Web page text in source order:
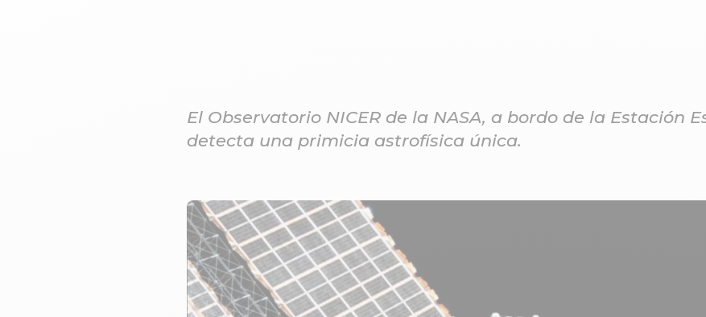
El Observatorio NICER de la NASA, a bordo de la Estación
detecta una primicia astrofísica única.